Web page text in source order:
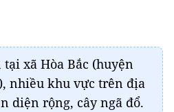
xã Hòa Bắc (huyện
nhiều khu vực trên địa
diện rộng, cây ngã đổ.